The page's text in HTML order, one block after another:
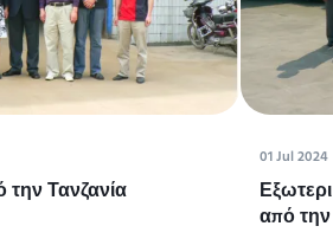
Τανζανία
01 Jul 2024
από